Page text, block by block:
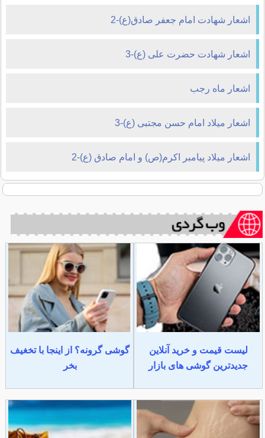
اشعار شهادت امام جعفر صادق(ع)-2
اشعار شهادت حضرت علی (ع)-3
اشعار ماه رجب
اشعار میلاد امام حسن مجتبی (ع)-3
اشعار میلاد پیامبر اکرم(ص) و امام صادق (ع)-2
لیست قیمت و خرید آنلاین
جدیدترین گوشی های بازار
گوشی گرونه؟ از اینجا با تخغیف
بخر